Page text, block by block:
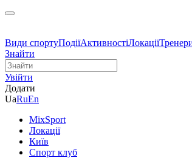
Види спортуПодіїАктивностіЛокації
Знайти
Увійти
Додати
UaRuEn
MixSport
Локації
Київ
Спорт клуб